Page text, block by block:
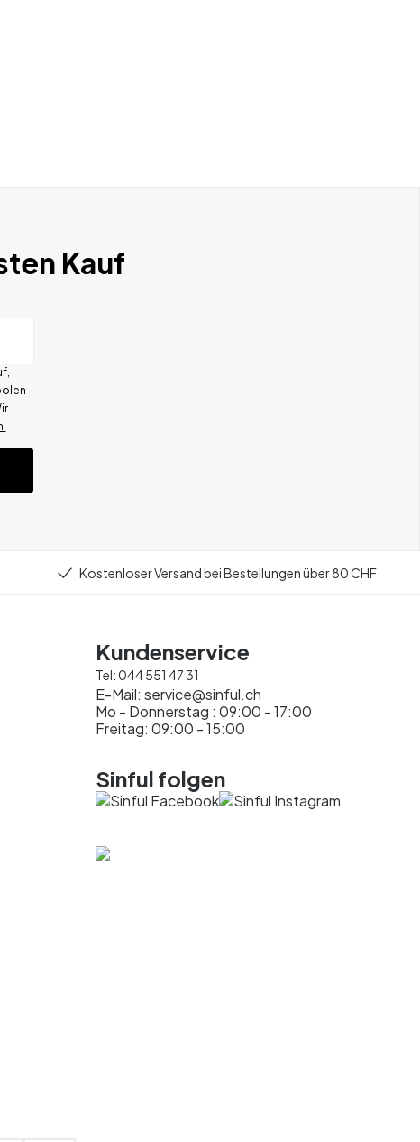
Kauf
Kostenloser Versand bei Bestellungen über 80 CHF
Kundenservice
Tel:044 551 47 31
E-Mail: service@sinful.ch
Mo - Donnerstag : 09:00 - 17:00
Freitag: 09:00 - 15:00
Sinful folgen